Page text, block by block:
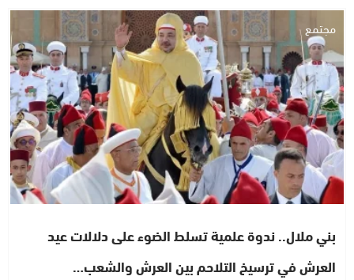
مجتمع
بني ملال.. ندوة علمية تسلط الضوء على دلالات عيد
العرش في ترسيخ التلاحم بين العرش والشعب…